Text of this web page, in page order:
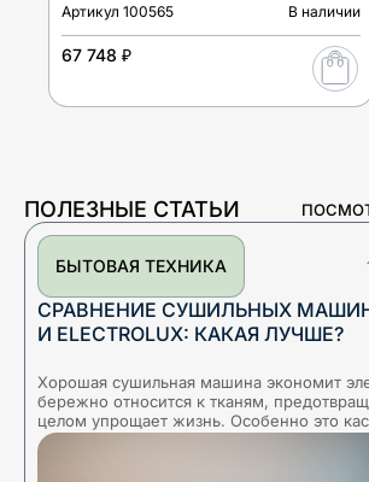
Артикул 100565 В наличии
67 748 ₽
ПОЛЕЗНЫЕ СТАТЬИ
БЫТОВАЯ ТЕХНИКА
СРАВНЕНИЕ СУШИЛЬНЫХ МАШИН
И ELECTROLUX: КАКАЯ ЛУЧШЕ?
Хорошая сушильная машина экономит
бережно относится к тканям,
целом упрощает жизнь. Особенно это
детьми или жителей регионов с влажным